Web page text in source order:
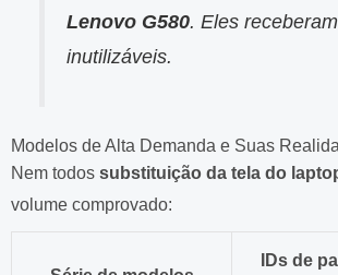
Lenovo G580. Eles
inutilizáveis.
Modelos de Alta Demanda e Suas
Nem todos substituição da tela do
volume comprovado:
IDs de